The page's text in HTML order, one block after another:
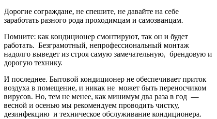
Дорогие сограждане, не спешите, не давайте на себе
заработать разного рода проходимцам и самозванцам.
Помните: как кондиционер смонтируют, так он и будет
работать. Безграмотный, непрофессиональный монтаж
надолго выведет из строя самую замечательную, брендовую и
дорогую технику.
И последнее. Бытовой кондиционер не обеспечивает приток
воздуха в помещение, и никак не может быть переносчиком
вирусов. Но, тем не менее, как минимум два раза в год —
весной и осенью мы рекомендуем проводить чистку,
дезинфекцию и техническое обслуживание кондиционера.